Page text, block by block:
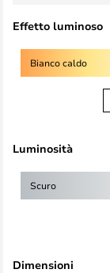
Effetto luminoso
Bianco caldo
Luminosità
Scuro
Dimensioni